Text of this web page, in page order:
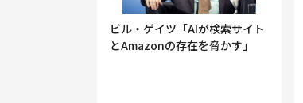
ビル・ゲイツ「AIが検索サイト
とAmazonの存在を脅かす」